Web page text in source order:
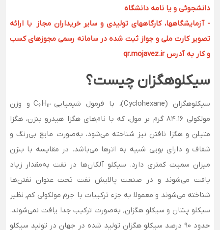
دانشجوئی و یا نامه دانشگاه
- آزمایشگاهها، کارگاههای تولیدی و سایر خریداران مجاز با ارائه
تصویر کارت ملی و جواز ثبت شده در سامانه رسمی مجوزهای کسب
و کار به آدرس qr.mojavez.ir
سیکلوهگزان چیست؟
سیکلوهگزان (Cyclohexane)، با فرمول شیمیایی C 6H12
و وزن
مولکولی 84.16 گرم بر مول، که با نام‌های هگزا هیدرو بنزن، هگزا
متیلن و هگزا نافتن نیز شناخته می‌شود، به‌صورت مایع بی‌رنگ و
شفاف و دارای بویی شبیه به اترها می‌باشد. در مقایسه با بنزن
میزان سمیت کمتری دارد. سیکلو آلکان‌ها در نفت به‌مقدار زیاد
یافت می‌شوند و در صنعت پالایش نفت تحت عنوان نفتن‌ها
شناخته می‌شوند و معمولا به جزء ترکیبات با جرم مولکولی کم, نظیر
سیکلو پنتان و سیکلو هگزان, به‌صورت ترکیب جدا یافت نمی‌شوند.
حدود 90 درصد سیکلو هگزان تولید شده در جهان در تولید سیکلو